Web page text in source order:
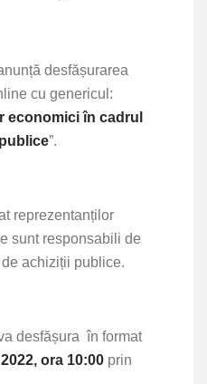
desfășurarea
cu genericul:
economici în cadrul
”.
reprezentanților
sunt responsabili de
achiziții publice.
desfășura în format
ora 10:00 prin